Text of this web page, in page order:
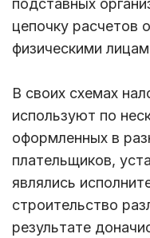
цепочку расчетов
физическими
В своих схемах
используют по
оформленных в
плательщиков,
являлись
строительство
результате